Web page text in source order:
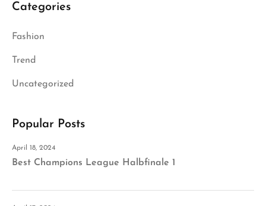
Categories
Fashion
Trend
Uncategorized
Popular Posts
April 18, 2024
Best Champions League Halbfinale 1